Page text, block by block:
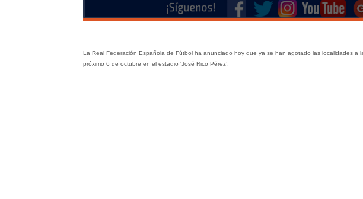
La Real Federación Española de Fútbol ha anunciado hoy que ya se han agotado las localidades a
próximo 6 de octubre en el estadio ‘José Rico Pérez’.